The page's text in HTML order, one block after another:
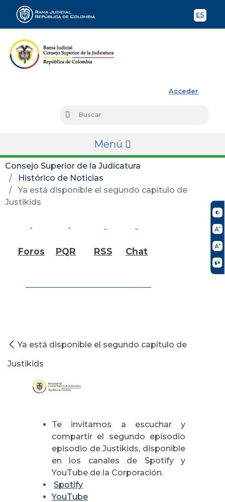
ES
Acceder
Buscar
Menú
Consejo Superior de la Judicatura
Histórico de Noticias
Ya está disponible el segundo capítulo de
Justikids
Foros PQR RSS Chat
Ya está disponible el segundo capítulo de
Justikids
Te invitamos a escuchar y
compartir el segundo episodio
episodio de Justikids, disponible
en los canales de Spotify y
YouTube de la Corporación.
Spotify
YouTube